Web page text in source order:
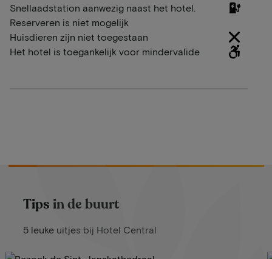
Snellaadstation aanwezig naast het hotel.
Reserveren is niet mogelijk
Huisdieren zijn niet toegestaan
Het hotel is toegankelijk voor mindervalide
Tips in de buurt
5 leuke uitjes bij Hotel Central